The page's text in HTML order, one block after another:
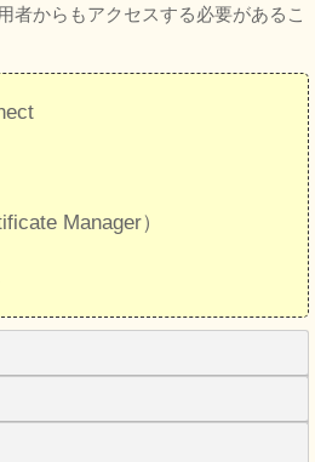
者からもアクセスする必要があるこ
Manager）